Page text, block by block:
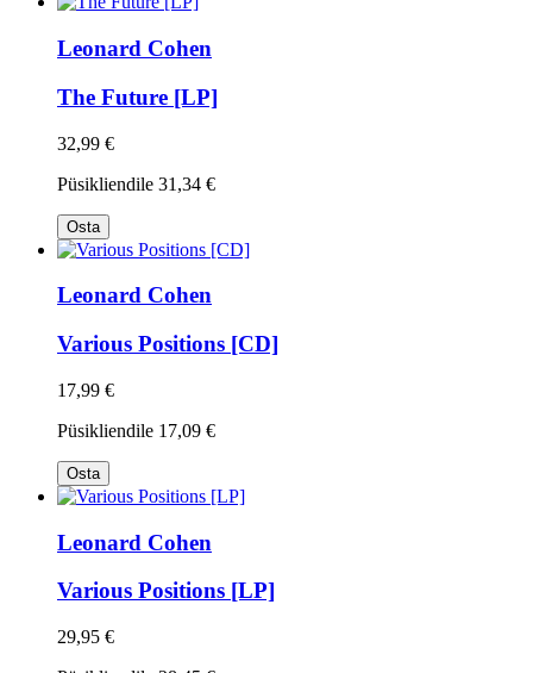
Leonard Cohen
The Future [LP]
32,99 €
Püsikliendile 31,34 €
Osta
Leonard Cohen
Various Positions [CD]
17,99 €
Püsikliendile 17,09 €
Osta
Leonard Cohen
Various Positions [LP]
29,95 €